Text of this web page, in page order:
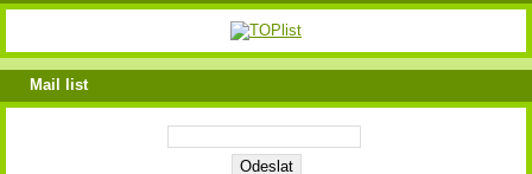
Mail list